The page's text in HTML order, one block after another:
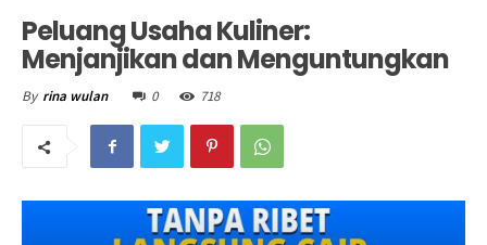
Peluang Usaha Kuliner:
Menjanjikan dan Menguntungkan
By rina wulan 0 718